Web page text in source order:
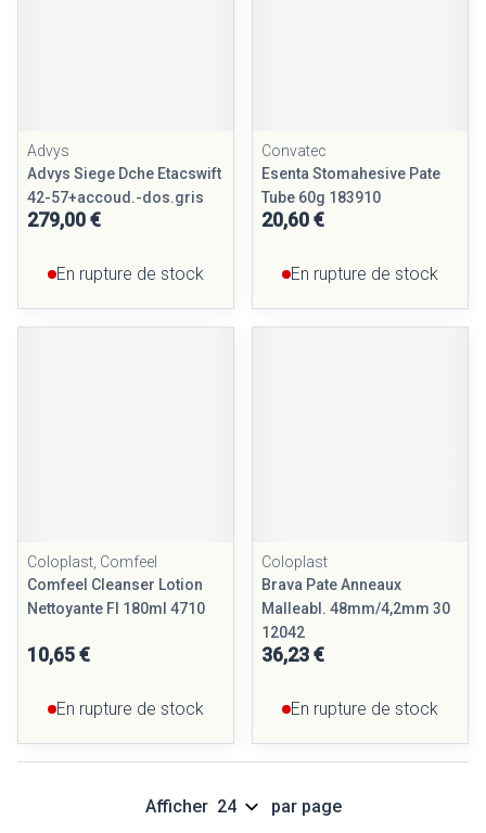
Advys
Advys Siege Dche Etacswift
42-57+accoud.-dos.gris
279,00 €
En rupture de stock
Convatec
Esenta Stomahesive Pate
Tube 60g 183910
20,60 €
En rupture de stock
Coloplast, Comfeel
Comfeel Cleanser Lotion
Nettoyante Fl 180ml 4710
10,65 €
En rupture de stock
Coloplast
Brava Pate Anneaux
Malleabl. 48mm/4,2mm 30
12042
36,23 €
En rupture de stock
Afficher par page